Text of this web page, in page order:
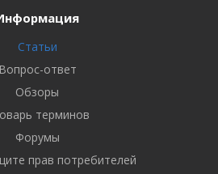
Статьи
Вопрос-ответ
Обзоры
терминов
Форумы
прав потребителей